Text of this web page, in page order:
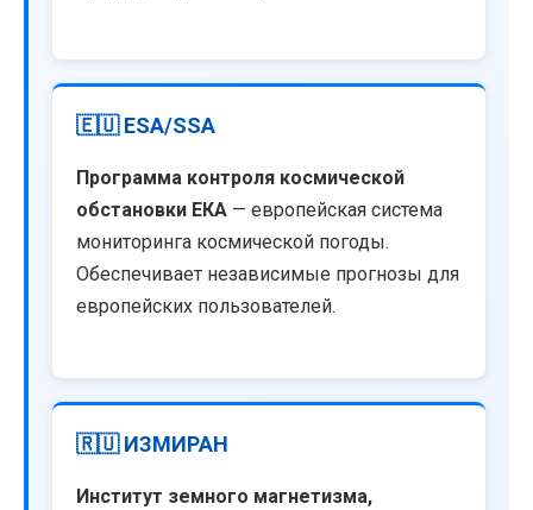
🇪🇺 ESA/SSA
Программа контроля космической
обстановки ЕКА — европейская система
мониторинга космической погоды.
Обеспечивает независимые прогнозы для
европейских пользователей.
🇷🇺 ИЗМИРАН
Институт земного магнетизма,